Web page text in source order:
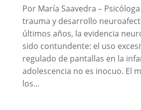
Por María Saavedra –
trauma y desarrollo
últimos años, la evidencia
sido contundente: el uso
regulado de pantallas en la
adolescencia no es inocuo. El
los...